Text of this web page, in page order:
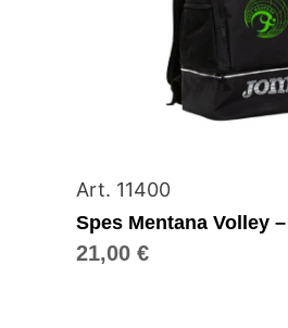
Art. 11400
Spes Mentana Volley
21,00€